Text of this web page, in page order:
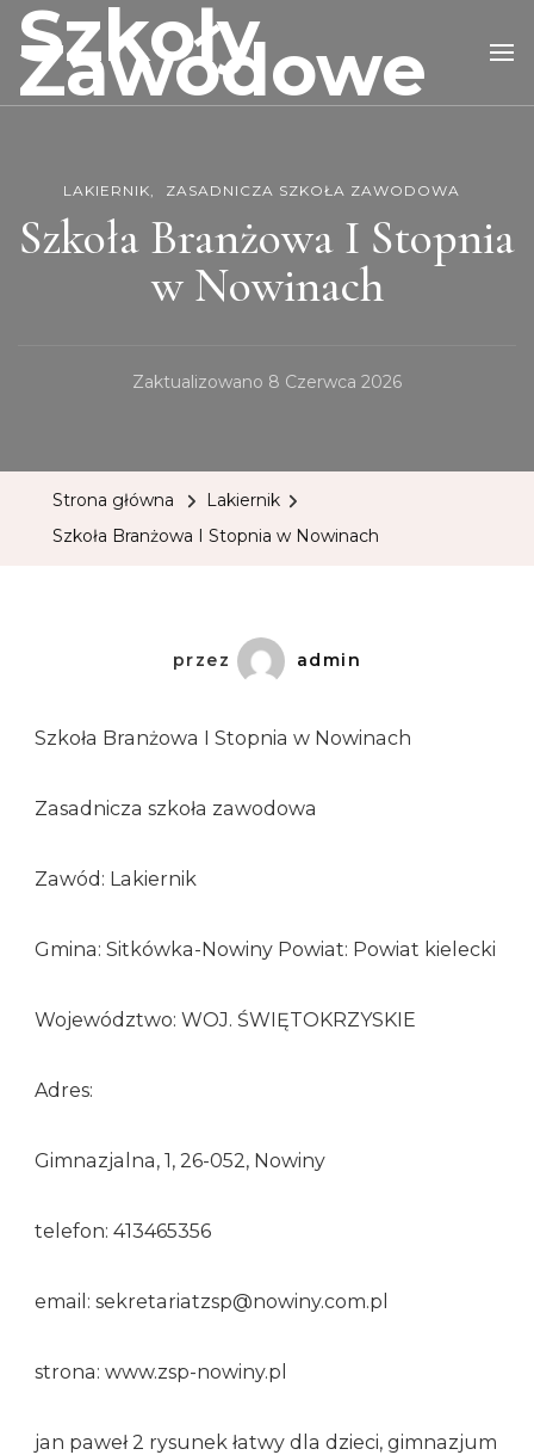
Szkoły
Zawodowe
LAKIERNIK ZASADNICZA SZKOŁA ZAWODOWA
Szkoła Branżowa I Stopnia
w Nowinach
Zaktualizowano 8 Czerwca 2026
Strona główna
Lakiernik
Szkoła Branżowa I Stopnia w Nowinach
przez admin
Szkoła Branżowa I Stopnia w Nowinach
Zasadnicza szkoła zawodowa
Zawód: Lakiernik
Gmina: Sitkówka-Nowiny Powiat: Powiat kielecki
Województwo: WOJ. ŚWIĘTOKRZYSKIE
Adres:
Gimnazjalna, 1, 26-052, Nowiny
telefon: 413465356
email: sekretariatzsp@nowiny.com.pl
strona: www.zsp-nowiny.pl
jan paweł 2 rysunek łatwy dla dzieci, gimnazjum